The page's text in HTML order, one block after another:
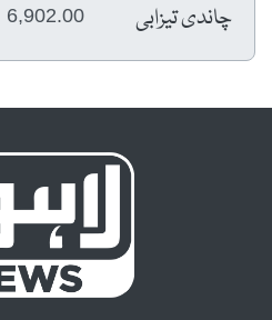
چاندی تیزابی 6,902.00